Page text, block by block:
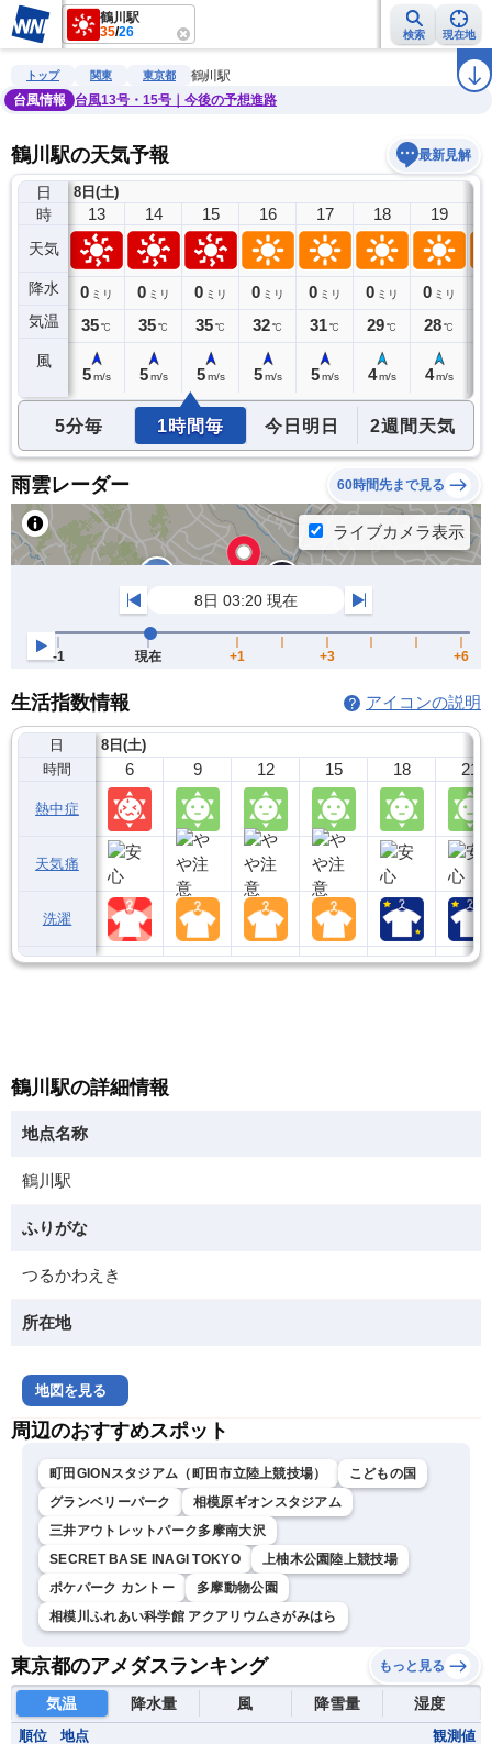
鶴川駅
35/26 検索 現在地
雨雲レーダー 台風情報 地震情報 ラ
トップ 関東 東京都
鶴川駅
台風情報
台風13号・15号｜今後の予想進路
鶴川駅の天気予報 最新見解
日
時
天気
降水
気温
風
8日(土)
12
0ミリ
35℃
13
0 ミリ
35℃
5 m/s
14
0 ミリ
35℃
5 m/s
15
0 ミリ
35℃
5 m/s
16
0 ミリ
32℃
5 m/s
17
0 ミリ
31℃
5 m/s
18
0 ミリ
29℃
4 m/s
19
0 ミリ
28℃
4 m/s
5分毎 1時間毎 今日明日 2週間天気
雨雲レーダー 60時間先まで見る
生活指数情報 アイコンの説明
日
時間
熱中症
天気痛
洗濯
8日(土)
6 9 12 15 18 21
鶴川駅の詳細情報
地点名称
鶴川駅
ふりがな
つるかわえき
所在地
地図を見る
周辺のおすすめスポット
町田GIONスタジアム（町田市立陸上競技場）
こどもの国
グランベリーパーク
相模原ギオンスタジアム
三井アウトレットパーク多摩南大沢
SECRET BASE INAGI TOKYO
上柚木公園陸上競技場
ポケパーク カントー
多摩動物公園
相模川ふれあい科学館 アクアリウムさがみはら
東京都のアメダスランキング もっと見る
気温 降水量 風 降雪量 湿度
順位 地点 観測値